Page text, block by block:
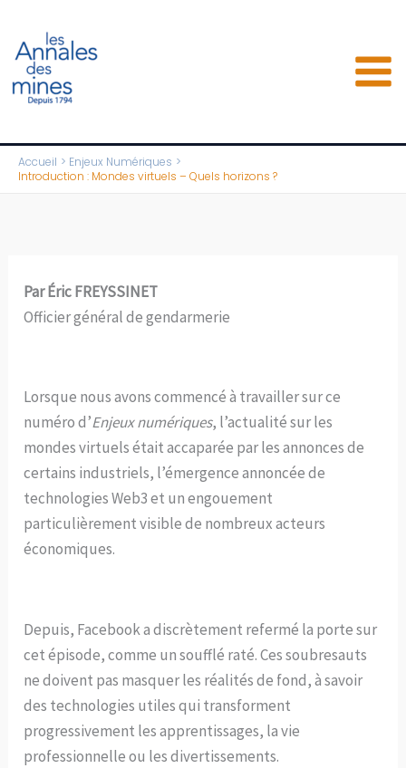
contenu
Accueil
Enjeux Numériques
Introduction : Mondes virtuels – Quels horizons ?
Par Éric FREYSSINET
Officier général de gendarmerie
Lorsque nous avons commencé à travailler sur ce
numéro d’Enjeux numériques, l’actualité sur les
mondes virtuels était accaparée par les annonces de
certains industriels, l’émergence annoncée de
technologies Web3 et un engouement
particulièrement visible de nombreux acteurs
économiques.
Depuis, Facebook a discrètement refermé la porte sur
cet épisode, comme un soufflé raté. Ces soubresauts
ne doivent pas masquer les réalités de fond, à savoir
des technologies utiles qui transforment
progressivement les apprentissages, la vie
professionnelle ou les divertissements.